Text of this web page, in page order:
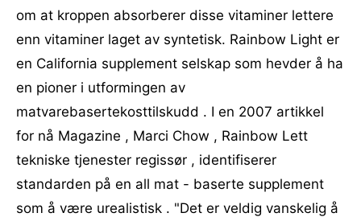
om at kroppen absorberer disse vitaminer lettere
enn vitaminer laget av syntetisk. Rainbow Light er
en California supplement selskap som hevder å ha
en pioner i utformingen av
matvarebasertekosttilskudd . I en 2007 artikkel
for nå Magazine , Marci Chow , Rainbow Lett
tekniske tjenester regissør , identifiserer
standarden på en all mat - baserte supplement
som å være urealistisk . "Det er veldig vanskelig å